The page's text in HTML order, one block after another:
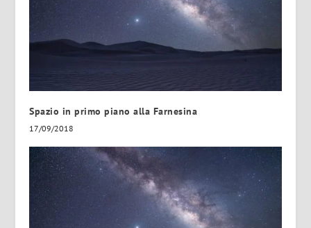
Spazio in primo piano alla Farnesina
17/09/2018